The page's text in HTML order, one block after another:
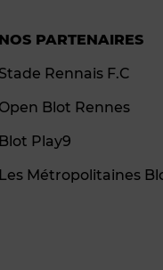
NOS PARTENAIRES
Stade Rennais F.C
Open Blot Rennes
Blot Play9
Les Métropolitaines